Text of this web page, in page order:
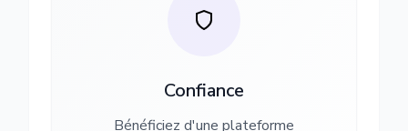
Confiance
Bénéficiez d'une plateforme